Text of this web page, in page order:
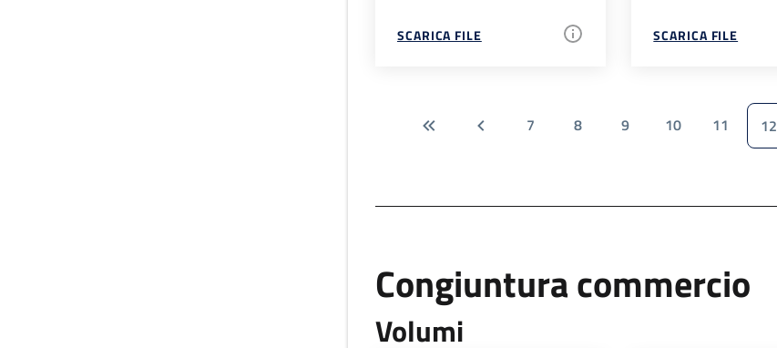
SCARICA FILE SCARICA FILE
7 8 9 10 11 12
Congiuntura commercio
Volumi